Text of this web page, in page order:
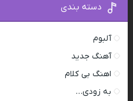
دسته بندی
آلبوم
آهنگ جدید
اهنگ بی کلام
به زودی…